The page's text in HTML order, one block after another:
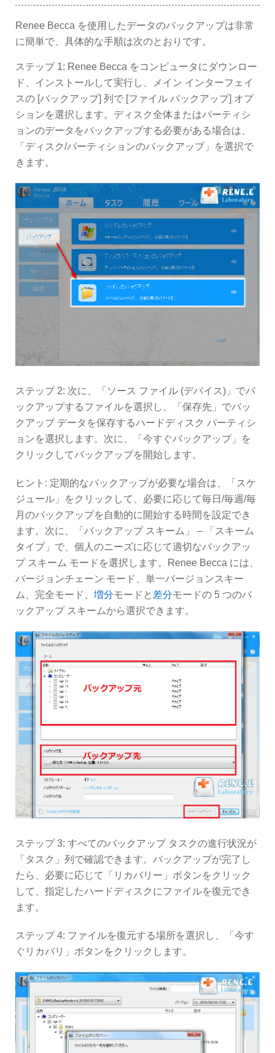
Renee Becca を使用したデータのバックアップは非常
に簡単で、具体的な手順は次のとおりです。
ステップ 1: Renee Becca をコンピュータにダウンロー
ド、インストールして実行し、メイン インターフェイ
スの [バックアップ] 列で [ファイル バックアップ] オプ
ションを選択します。ディスク全体またはパーティシ
ョンのデータをバックアップする必要がある場合は、
「ディスク/パーティションのバックアップ」を選択で
きます。
ステップ 2: 次に、「ソース ファイル (デバイス)」でバ
ックアップするファイルを選択し、「保存先」でバッ
クアップ データを保存するハードディスク パーティシ
ョンを選択します。次に、「今すぐバックアップ」を
クリックしてバックアップを開始します。
ヒント: 定期的なバックアップが必要な場合は、「スケ
ジュール」をクリックして、必要に応じて毎日/毎週/毎
月のバックアップを自動的に開始する時間を設定でき
ます。次に、「バックアップ スキーム」 – 「スキーム
タイプ」で、個人のニーズに応じて適切なバックアッ
プ スキーム モードを選択します。Renee Becca には、
バージョンチェーン モード、単一バージョンスキー
ム、完全モード、 増分モードと 差分モードの 5 つのバ
ックアップ スキームから選択できます。
ステップ 3: すべてのバックアップ タスクの進行状況が
「タスク」列で確認できます。バックアップが完了し
たら、必要に応じて「リカバリー」ボタンをクリック
して、指定したハードディスクにファイルを復元でき
ます。
ステップ 4: ファイルを復元する場所を選択し、「今す
ぐリカバリ」ボタンをクリックします。